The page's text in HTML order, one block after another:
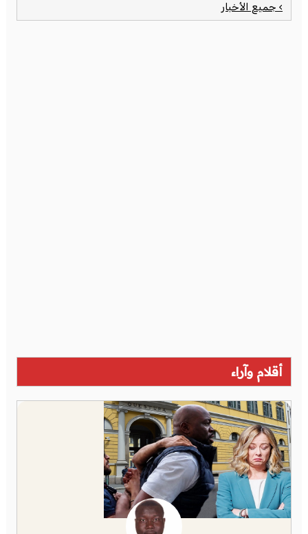
› جميع الأخبار
أقلام وآراء